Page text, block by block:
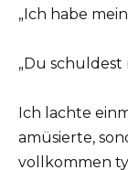
„Ich habe
„Du schuldest
Ich lachte
amüsierte,
vollkommen